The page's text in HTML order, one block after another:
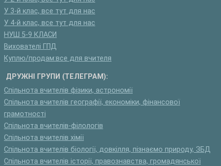
У 3-й клас, все тут для нас
У 4-й клас, все тут для нас
НУШ 5-9 КЛАСИ
Вихователі ГПД
Куплю/продам:все для вчителя
ДРУЖНІ ГРУПИ (ТЕЛЕГРАМ):
Спільнота вчителів фізики, астрономії
Спільнота вчителів географії, економіки, фінансової
грамотності
Спільнота вчителів-філологів
Спільнота вчителів хімії
Спільнота вчителів біології, довкілля, пізнаємо природу, ЗБД
Спільнота вчителів історії, правознавства, громадянської